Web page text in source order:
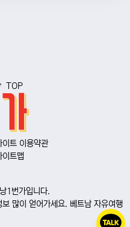
TOP
이트 이용약관
이트맵
1번가입니다.
많이 얻어가세요. 베트남 자유여행